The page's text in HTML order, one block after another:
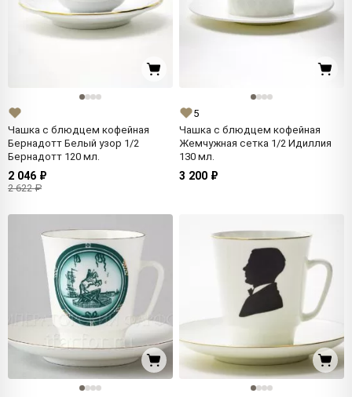
Чашка с блюдцем кофейная
Бернадотт Белый узор 1/2
Бернадотт 120 мл.
2 046 ₽
2 622 ₽
5
Чашка с блюдцем кофейная
Жемчужная сетка 1/2 Идиллия
130 мл.
3 200 ₽